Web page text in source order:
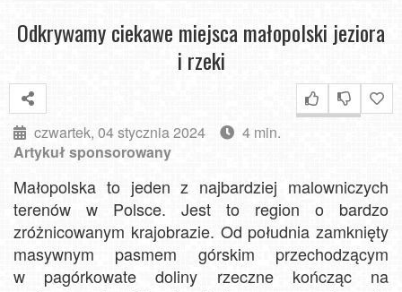
Odkrywamy ciekawe miejsca małopolski jeziora
i rzeki
czwartek, 04 stycznia 2024
4 min.
Artykuł sponsorowany
Małopolska to jeden z najbardziej malowniczych
terenów w Polsce. Jest to region o bardzo
zróżnicowanym krajobrazie. Od południa zamknięty
masywnym pasmem górskim przechodzącym
w pagórkowate doliny rzeczne kończąc na